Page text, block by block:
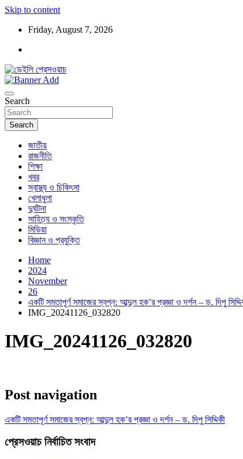
Skip to content
Friday, August 7, 2026
ডেইলি প্রেসওয়াচ
Search
Search
জাতীয়
রাজনীতি
শিক্ষা
খবর
স্বাস্থ্য ও চিকিৎসা
খেলাধুলা
দুর্ঘটনা
সাহিত্য ও সংস্কৃতি
মিডিয়া
বিজ্ঞান ও প্রযুক্তি
Home
2024
November
26
একটি সমতাপূর্ণ সমাজের স্বপ্ন: আব্দুল হক’র প্রজ্ঞা ও দর্শন – ড. দিপু
IMG_20241126_032820
IMG_20241126_032820
Post navigation
একটি সমতাপূর্ণ সমাজের স্বপ্ন: আব্দুল হক’র প্রজ্ঞা ও দর্শন – ড. দিপু সিদ্দিকী
প্রেসওয়াচ নির্বাচিত সংবাদ